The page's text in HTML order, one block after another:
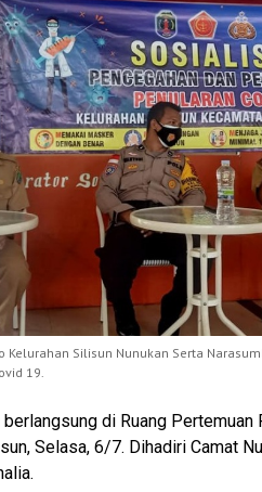
Kelurahan Silisun Nunukan Serta
19.
di Ruang Pertemuan
Selasa, 6/7. Dihadiri Camat